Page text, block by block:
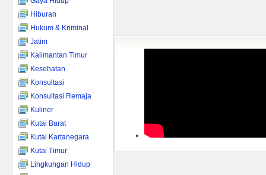
Hiburan
Hukum & Kriminal
Jatim
Kalimantan Timur
Kesehatan
Konsultasi
Konsultasi Remaja
Kuliner
Kutai Barat
Kutai Kartanegara
Kutai Timur
Lingkungan Hidup